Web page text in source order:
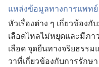
แหล่ง​ข้อมูล​ทาง​การ​แพทย์
หัว​เรื่อง​ต่าง ๆ เกี่ยว​ข้อง​
เลือด​ไหล​ไม่​หยุด​และ​มี​ภา
เลือด จุด​ยืน​ทาง​จริยธรร
วา​ที่​เกี่ยว​ข้อง​กับ​การ​รักษ